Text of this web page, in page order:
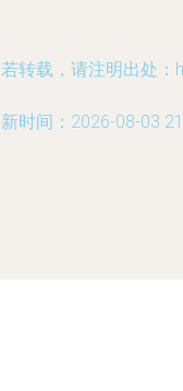
转载，请注明出处
时间：2026-08-03